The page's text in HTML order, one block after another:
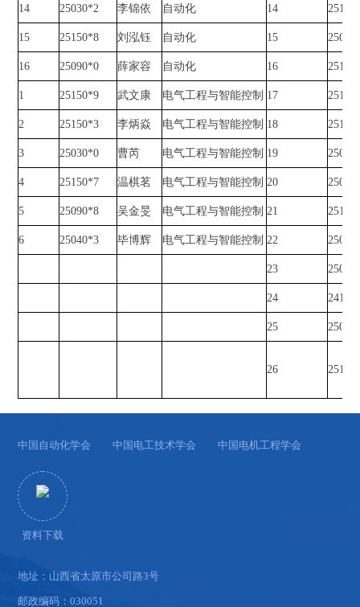
14 25030*2 李锦依 自动化 14
15 25150*8 刘泓钰 自动化 15
16 25090*0 薛家容 自动化 16
1 25150*9 武文康 电气工程与智能控制 17
2 25150*3 李炳焱 电气工程与智能控制 18
3 25030*0 曹芮 电气工程与智能控制 19
4 25150*7 温棋茗 电气工程与智能控制 20
5 25090*8 吴金旻 电气工程与智能控制 21
6 25040*3 毕博辉 电气工程与智能控制 22
23
24
25
26
中国自动化学会 中国电工技术学会 中国电机工程学会
资料下载
地址：山西省太原市公司路3号
邮政编码：030051